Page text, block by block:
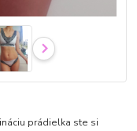
prádielka ste si